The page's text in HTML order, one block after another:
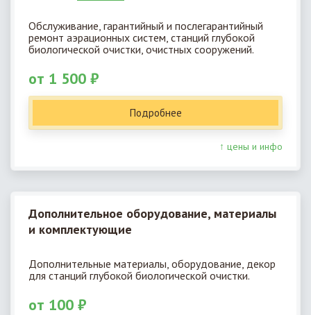
Обслуживание, гарантийный и послегарантийный
ремонт аэрационных систем, станций глубокой
биологической очистки, очистных сооружений.
от 1 500 ₽
Подробнее
↑ цены и инфо
Дополнительное оборудование, материалы
и комплектующие
Дополнительные материалы, оборудование, декор
для станций глубокой биологической очистки.
от 100 ₽